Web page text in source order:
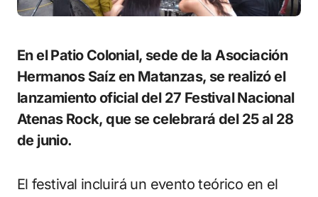
En el Patio Colonial, sede de la Asociación
Hermanos Saíz en Matanzas, se realizó el
lanzamiento oficial del 27 Festival Nacional
Atenas Rock, que se celebrará del 25 al 28
de junio.
El festival incluirá un evento teórico en el